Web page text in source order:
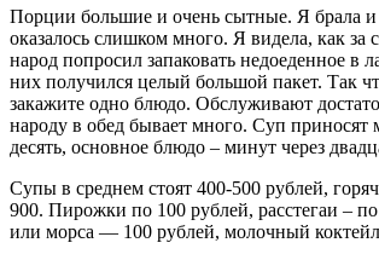
Порции большие и очень сытные. Я брала и
оказалось слишком много. Я видела, как за
народ попросил запаковать недоеденное в
них получился целый большой пакет. Так
закажите одно блюдо. Обслуживают
народу в обед бывает много. Суп приносят
десять, основное блюдо – минут через
Супы в среднем стоят 400-500 рублей,
900. Пирожки по 100 рублей, расстегаи –
или морса — 100 рублей, молочный